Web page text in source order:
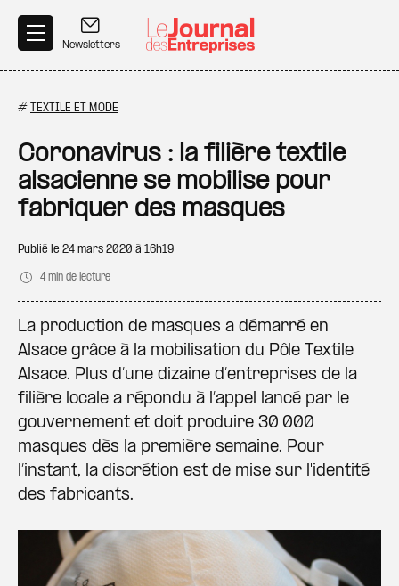
Newsletters
# TEXTILE ET MODE
Coronavirus : la filière textile
alsacienne se mobilise pour
fabriquer des masques
Publié le 24 mars 2020 à 16h19
4 min de lecture
La production de masques a démarré en
Alsace grâce à la mobilisation du Pôle Textile
Alsace. Plus d’une dizaine d’entreprises de la
filière locale a répondu à l’appel lancé par le
gouvernement et doit produire 30 000
masques dès la première semaine. Pour
l’instant, la discrétion est de mise sur l'identité
des fabricants.